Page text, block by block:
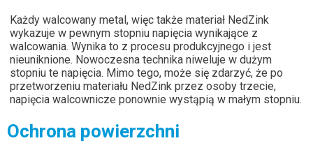
Każdy walcowany metal, więc także materiał NedZink
wykazuje w pewnym stopniu napięcia wynikające z
walcowania. Wynika to z procesu produkcyjnego i jest
nieuniknione. Nowoczesna technika niweluje w dużym
stopniu te napięcia. Mimo tego, może się zdarzyć, że po
przetworzeniu materiału NedZink przez osoby trzecie,
napięcia walcownicze ponownie wystąpią w małym stopniu.
Ochrona powierzchni